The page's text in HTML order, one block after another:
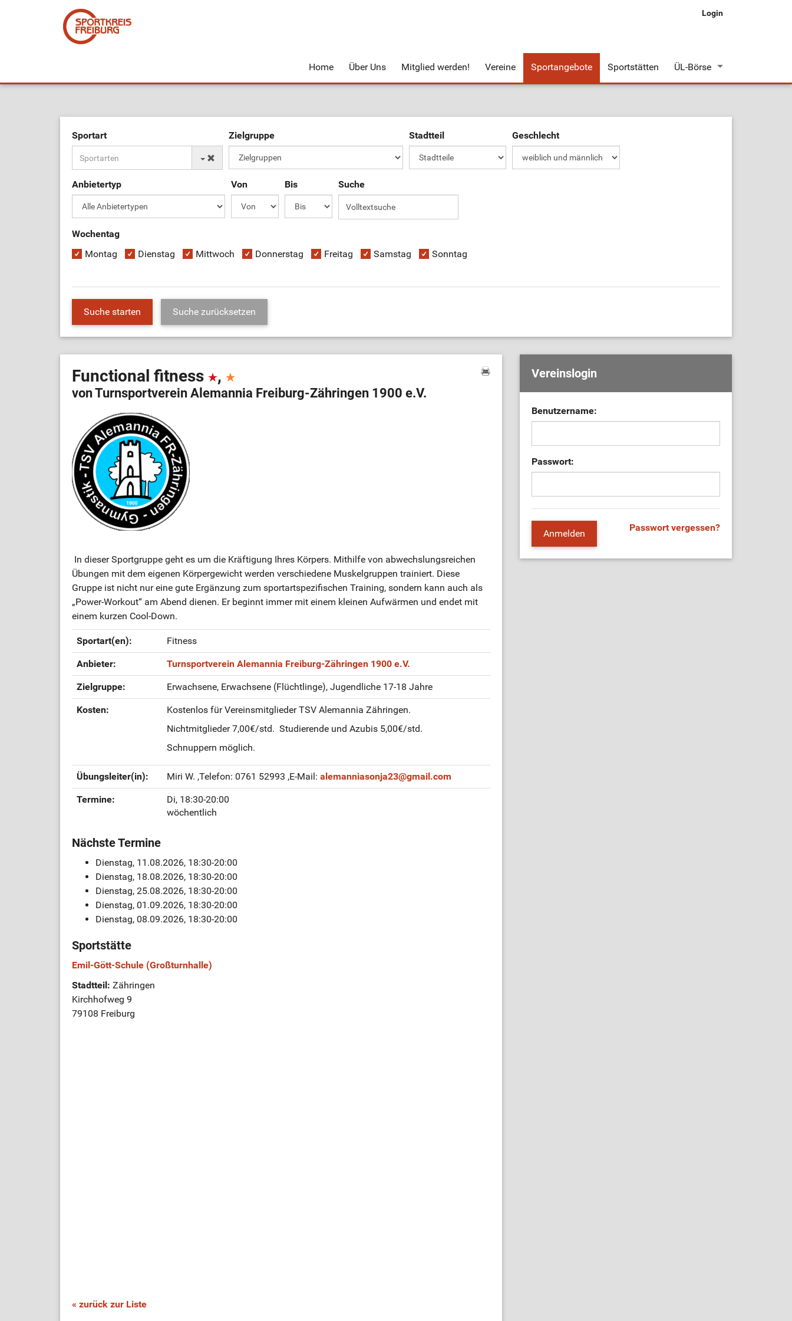
Login
Home Über Uns Mitglied werden! Vereine Sportangebote Sportstätten ÜL-Börse
Sportart
Zielgruppe Stadtteil Geschlecht
Anbietertyp Von Bis Suche
Wochentag
Montag
Dienstag Mittwoch Donnerstag Freitag Samstag Sonntag
Functional fitness ,
von Turnsportverein Alemannia Freiburg-Zähringen 1900 e.V.
In dieser Sportgruppe geht es um die Kräftigung Ihres Körpers. Mithilfe von abwechslungsreichen
Übungen mit dem eigenen Körpergewicht werden verschiedene Muskelgruppen trainiert. Diese
Gruppe ist nicht nur eine gute Ergänzung zum sportartspezifischen Training, sondern kann auch als
„Power-Workout“ am Abend dienen. Er beginnt immer mit einem kleinen Aufwärmen und endet mit
einem kurzen Cool-Down.
Sportart(en): Fitness
Anbieter: Turnsportverein Alemannia Freiburg-Zähringen 1900 e.V.
Zielgruppe: Erwachsene, Erwachsene (Flüchtlinge), Jugendliche 17-18 Jahre
Kosten:
Kostenlos für Vereinsmitglieder TSV Alemannia Zähringen.
Nichtmitglieder 7,00€/std. Studierende und Azubis 5,00€/std.
Schnuppern möglich.
Übungsleiter(in): Miri W. ,Telefon: 0761 52993 ,E-Mail: alemanniasonja23@gmail.com
Termine:
Di, 18:30-20:00
wöchentlich
Nächste Termine
Dienstag, 11.08.2026, 18:30-20:00
Dienstag, 18.08.2026, 18:30-20:00
Dienstag, 25.08.2026, 18:30-20:00
Dienstag, 01.09.2026, 18:30-20:00
Dienstag, 08.09.2026, 18:30-20:00
Sportstätte
Emil-Gött-Schule (Großturnhalle)
Stadtteil: Zähringen
Kirchhofweg 9
79108 Freiburg
« zurück zur Liste
Vereinslogin
Benutzername:
Passwort:
Passwort vergessen?